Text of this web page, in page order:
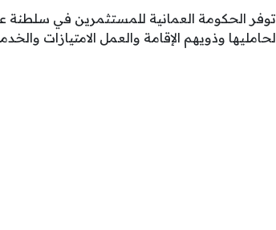
توفر الحكومة العمانية للمستثمرين في سلطنة
لحامليها وذويهم الإقامة والعمل الامتيازات